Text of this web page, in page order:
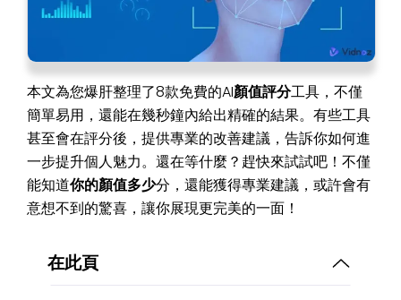
本文為您爆肝整理了8款免費的AI顏值評分工具，不僅
簡單易用，還能在幾秒鐘內給出精確的結果。有些工具
甚至會在評分後，提供專業的改善建議，告訴你如何進
一步提升個人魅力。還在等什麼？趕快來試試吧！不僅
能知道你的顏值多少分，還能獲得專業建議，或許會有
意想不到的驚喜，讓你展現更完美的一面！
在此頁